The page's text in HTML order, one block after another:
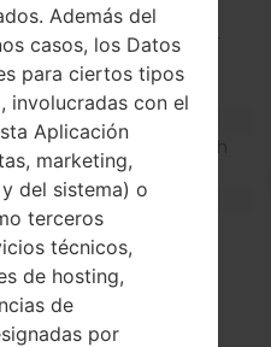
128 x 160 píxeles (~114
densidad de píxeles por
pulgada)
65K colores
Teclado
Extraíble Li-Ion 830 mAh
Sí
2.5mm jack
-
No
-
No
Además del
casos, los Datos
para ciertos tipos
involucradas con el
Aplicación
marketing,
del sistema) o
terceros
técnicos,
de hosting,
de
por